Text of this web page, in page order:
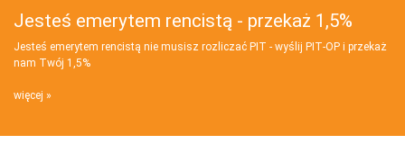
Jesteś emerytem rencistą - przekaż 1,5%
Jesteś emerytem rencistą nie musisz rozliczać PIT - wyślij PIT‑OP i przekaż
nam Twój 1,5%
więcej